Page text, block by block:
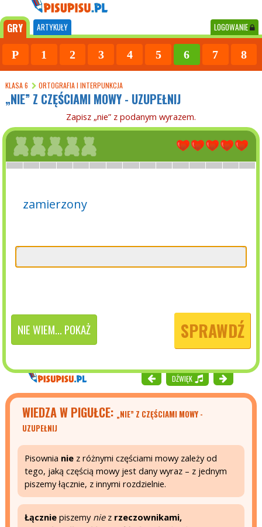
GRY ARTYKUŁY LOGOWANIE
P 1 2 3 4 5 6 7 8
KLASA 6 ORTOGRAFIA I INTERPUNKCJA
„NIE” Z CZĘŚCIAMI MOWY - UZUPEŁNIJ
Zapisz „nie” z podanym wyrazem.
zamierzony
NIE WIEM... POKAŻ SPRAWDŹ
DŹWIĘK
WIEDZA W PIGUŁCE: „NIE” Z CZĘŚCIAMI MOWY -
UZUPEŁNIJ
Pisownia nie z różnymi częściami mowy zależy od
tego, jaką częścią mowy jest dany wyraz – z jednym
piszemy łącznie, z innymi rozdzielnie.
Łącznie piszemy niez rzeczownikami,